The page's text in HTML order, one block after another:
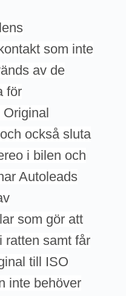
som inte
av de
för
Original
också sluta
i bilen och
Autoleads
som gör att
ratten samt får
till ISO
inte behöver